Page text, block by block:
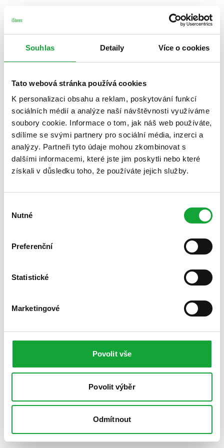
Souhlas Detaily Více o cookies
Tato webová stránka používá cookies
K personalizaci obsahu a reklam, poskytování funkcí
sociálních médií a analýze naší návštěvnosti využíváme
soubory cookie. Informace o tom, jak náš web používáte,
sdílíme se svými partnery pro sociální média, inzerci a
analýzy. Partneři tyto údaje mohou zkombinovat s
dalšími informacemi, které jste jim poskytli nebo které
získali v důsledku toho, že používáte jejich služby.
souhlasu
Nutné
Preferenční
Statistické
Marketingové
Povolit vše
Povolit výběr
Odmítnout